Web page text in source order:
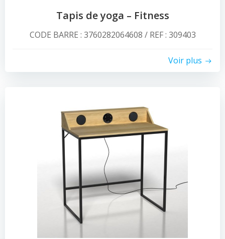
Tapis de yoga – Fitness
CODE BARRE : 3760282064608 / REF : 309403
Voir plus